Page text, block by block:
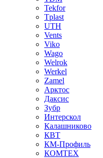
Tekfor
Tplast
UTH
Vents
Viko
Wago
Welrok
Werkel
Zamel
Арктос
Даксис
Зубр
Интерскол
Калашниково
КВТ
КМ-Профиль
КОМТЕХ